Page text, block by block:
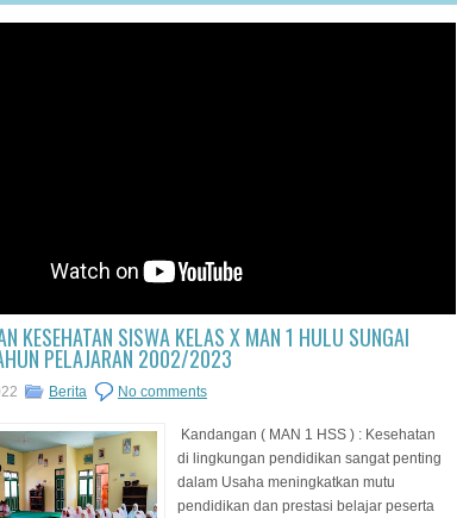
KESEHATAN SISWA KELAS X MAN 1 HULU SUNGAI
PELAJARAN 2002/2023
Berita No comments
Kandangan ( MAN 1 HSS ) : Kesehatan
di lingkungan pendidikan sangat penting
dalam Usaha meningkatkan mutu
pendidikan dan prestasi belajar peserta